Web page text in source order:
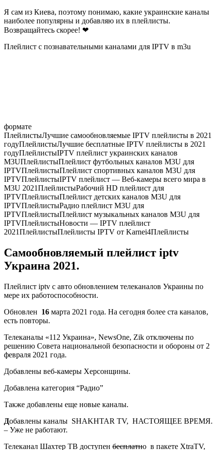
Я сам из Киева, поэтому понимаю, какие украинские каналы
наиболее популярны и добавляю их в плейлисты.
Возвращайтесь скорее! ❤
Плейлист с познавательными каналами для IPTV в m3u
формате
ПлейлистыЛучшие самообновляемые IPTV плейлисты в 2021
годуПлейлистыЛучшие бесплатные IPTV плейлисты в 2021
годуПлейлистыIPTV плейлист украинских каналов
M3UПлейлистыПлейлист футбольных каналов M3U для
IPTVПлейлистыПлейлист спортивных каналов M3U для
IPTVПлейлистыIPTV плейлист — Веб-камеры всего мира в
M3U 2021ПлейлистыРабочий HD плейлист для
IPTVПлейлистыПлейлист детских каналов M3U для
IPTVПлейлистыРадио плейлист M3U для
IPTVПлейлистыПлейлист музыкальных каналов M3U для
IPTVПлейлистыНовости — IPTV плейлист
2021ПлейлистыПлейлисты IPTV от Karnei4Плейлисты
Самообновляемый плейлист iptv
Украина 2021.
Плейлист iptv с авто обновлением телеканалов Украины по
мере их работоспособности.
Обновлен 16 марта 2021 года. На сегодня более ста каналов,
есть повторы.
Телеканалы «112 Украина», NewsOne, Zik отключены по
решению Совета национальной безопасности и обороны от 2
февраля 2021 года.
Добавлены веб-камеры Херсонщины.
Добавлена категория “Радио”
Также добавлены еще новые каналы.
Добавлены каналы SHAKHTAR TV, НАСТОЯЩЕЕ ВРЕМЯ.
– Уже не работают.
Телеканал Шахтер ТВ доступен бесплатно в пакете XtraTV,